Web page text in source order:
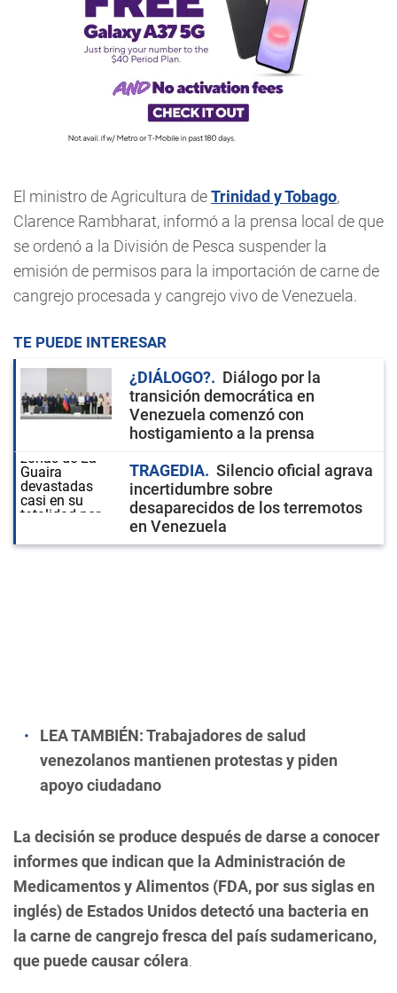
El ministro de Agricultura deTrinidad y Tobago,
Clarence Rambharat, informó a la prensa local de que
se ordenó a la División de Pesca suspender la
emisión de permisos para la importación de carne de
cangrejo procesada y cangrejo vivo de Venezuela.
TE PUEDE INTERESAR
¿DIÁLOGO?
Diálogo por la
transición democrática en
Venezuela comenzó con
hostigamiento a la prensa
TRAGEDIA
Silencio oficial agrava
incertidumbre sobre
desaparecidos de los terremotos
en Venezuela
LEA TAMBIÉN:Trabajadores de salud
venezolanos mantienen protestas y piden
apoyo ciudadano
La decisión se produce después de darse a conocer
informes que indican que la Administración de
Medicamentos y Alimentos (FDA, por sus siglas en
inglés) de Estados Unidos detectó una bacteria en
la carne de cangrejo fresca del país sudamericano,
que puede causar cólera.